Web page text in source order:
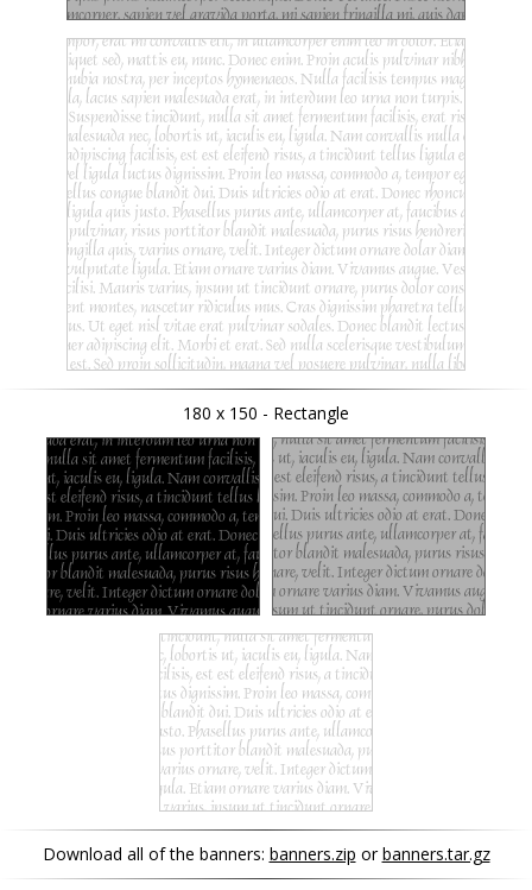
180 x 150 - Rectangle
Download all of the banners: banners.zip orbanners.tar.gz